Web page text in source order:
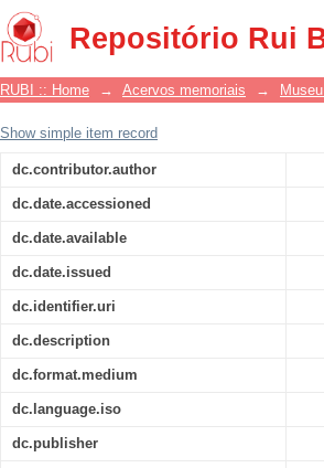
Repositório Rui
Abajur em metal e vidro
RUBI :: Home → Acervos memoriais →
Show simple item record
dc.contributor.author
dc.date.accessioned
dc.date.available
dc.date.issued
dc.identifier.uri
dc.description
dc.format.medium
dc.language.iso
dc.publisher